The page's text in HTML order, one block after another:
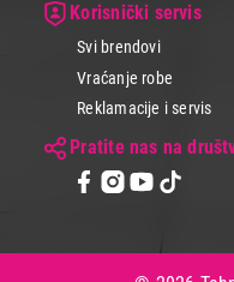
Korisnički servis
Svi brendovi
Vraćanje robe
Reklamacije i servis
Pratite nas na